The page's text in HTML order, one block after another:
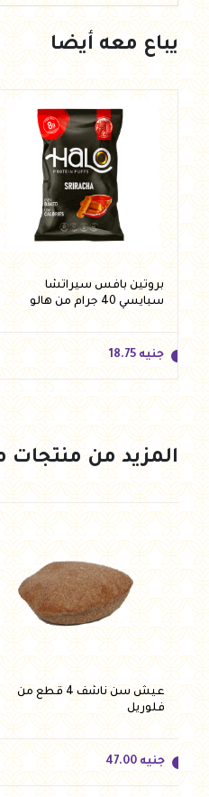
يباع معه أيضا
بروتين بافس سيراتشا
سبايسي 40 جرام من هالو
جنيه 18.75
جنيه 18.75
أضف للسلة
المزيد من منتجات
عيش سن ناشف 4 قطع من
فلوريل
جنيه 47.00